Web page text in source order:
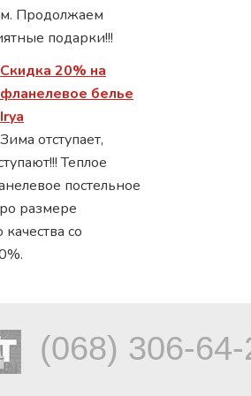
Продолжаем
подарки!!!
Скидка 20% на
фланелевое белье
Irya
Зима отступает,
Теплое
постельное
размере
со
(068) 306-64-